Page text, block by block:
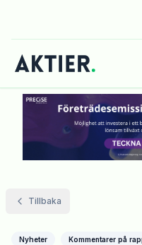
Tillbaka
Nyheter Kommentarer på